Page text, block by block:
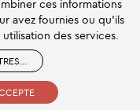
ces informations
avez fournies ou qu'ils
des services.
...